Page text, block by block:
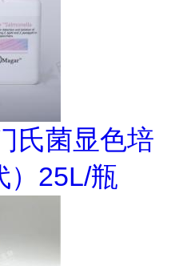
氏菌显色培
）25L/瓶